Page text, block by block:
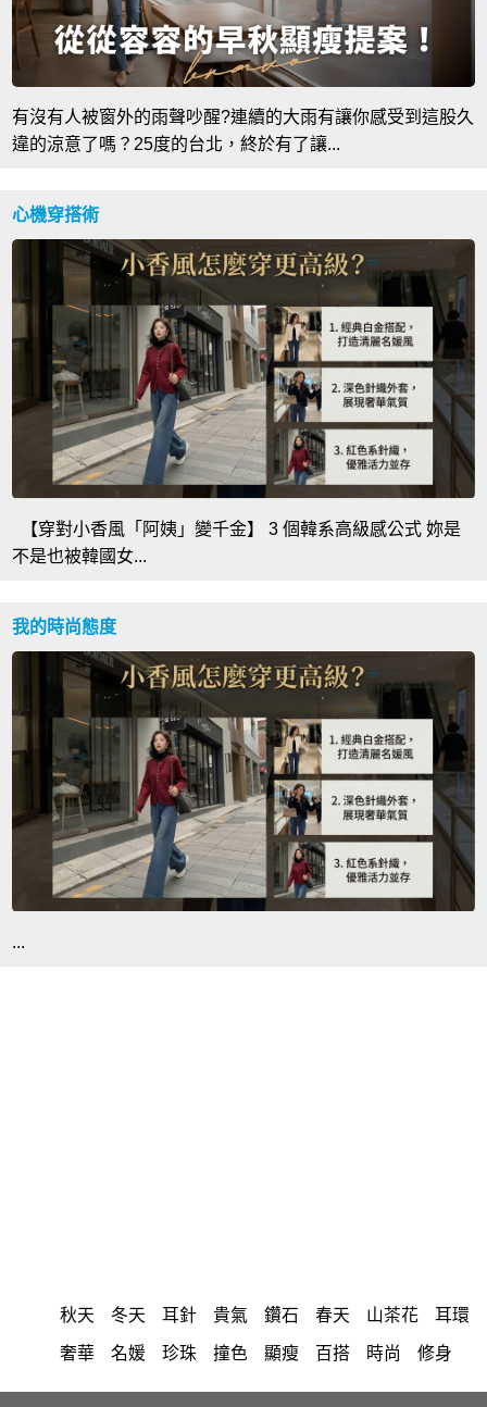
有沒有人被窗外的雨聲吵醒?連續的大雨有讓你感受到這股久
違的涼意了嗎？25度的台北，終於有了讓...
心機穿搭術
【穿對小香風「阿姨」變千金】 3 個韓系高級感公式 妳是
不是也被韓國女...
我的時尚態度
...
秋天 冬天 耳針 貴氣 鑽石 春天 山茶花 耳環
奢華 名媛 珍珠 撞色 顯瘦 百搭 時尚 修身
拼接 氣質 優雅 洋裝 中大尺碼 上衣 長洋裝